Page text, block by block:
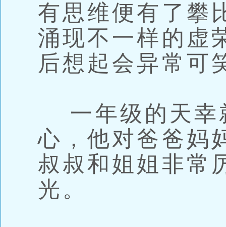
有思维便有了攀
涌现不一样的虚
后想起会异常可
一年级的天幸
心，他对爸爸妈
叔叔和姐姐非常
光。